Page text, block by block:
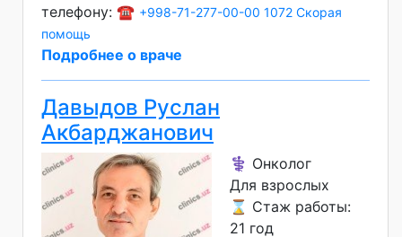
телефону: ☎️ +998-71-277-00-00 1072 Скорая
помощь
Подробнее о враче
Давыдов Руслан
Акбарджанович
⚕️ Онколог
Для взрослых
⌛ Стаж работы:
21 год